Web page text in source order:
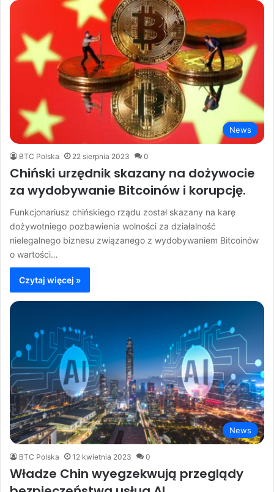
News
BTC Polska 22 sierpnia 2023 0
Chiński urzędnik skazany na dożywocie
za wydobywanie Bitcoinów i korupcję.
Funkcjonariusz chińskiego rządu został skazany na karę
dożywotniego pozbawienia wolności za działalność
nielegalnego biznesu związanego z wydobywaniem Bitcoinów
o wartości…
Czytaj więcej »
News
BTC Polska 12 kwietnia 2023 0
Władze Chin wyegzekwują przeglądy